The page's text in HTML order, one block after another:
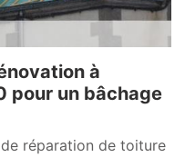
à
pour un bâchage
réparation de toiture